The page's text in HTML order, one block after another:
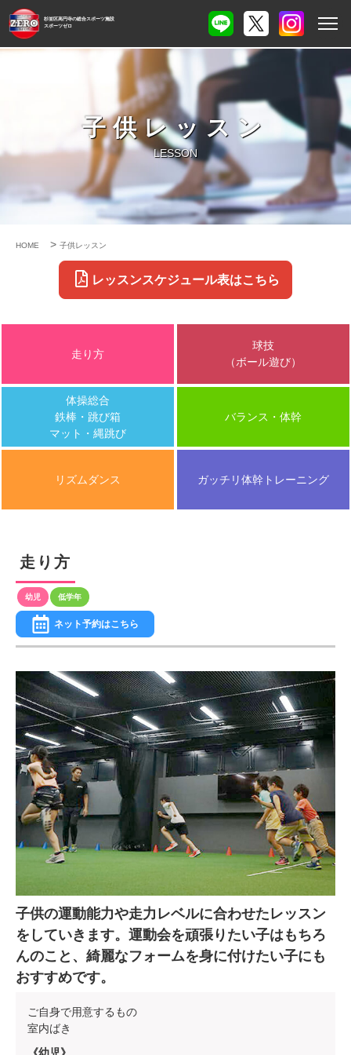
杉並区高円寺の総合スポーツ施設
スポーツゼロ
子供レッスン
LESSON
HOME > 子供レッスン
レッスンスケジュール表はこちら
走り方
球技
（ボール遊び）
体操総合
鉄棒・跳び箱
マット・縄跳び
バランス・体幹
リズムダンス ガッチリ体幹トレーニング
走り方
ネット予約はこちら
子供の運動能力や走力レベルに合わせたレッスン
をしていきます。運動会を頑張りたい子はもちろ
んのこと、綺麗なフォームを身に付けたい子にも
おすすめです。
ご自身で用意するもの
室内ばき
《幼児》